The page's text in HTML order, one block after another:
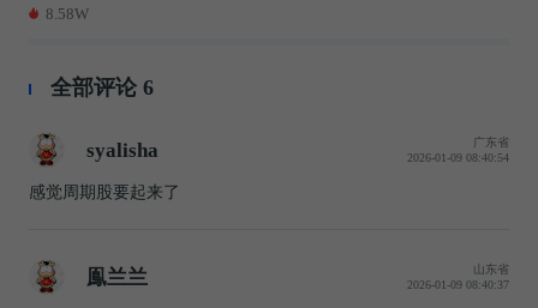
8.58W
全部评论 6
syalisha
广东省
2026-01-09 08:40:54
感觉周期股要起来了
鳯兰兰
山东省
2026-01-09 08:40:37